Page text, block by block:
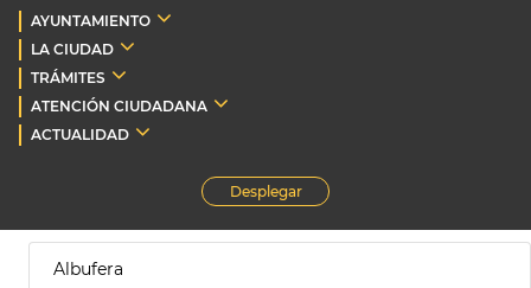
AYUNTAMIENTO
LA CIUDAD
TRÁMITES
ATENCIÓN CIUDADANA
ACTUALIDAD
Desplegar
Albufera